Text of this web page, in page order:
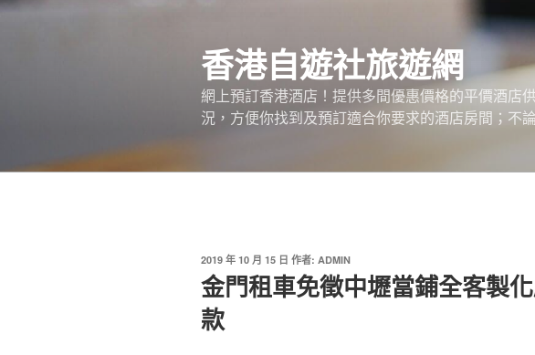
跳
香港自遊社旅遊網
網上預訂香港酒店！提供多間優惠價格的平價酒店
況，方便你找到及預訂適合你要求的酒店房間；不
發
於
2019 年 10 月 15 日 作者: ADMIN
金門租車免徵中壢當鋪全客製
款